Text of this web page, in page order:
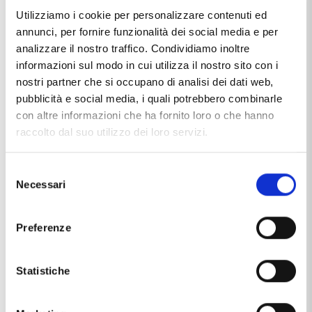
Utilizziamo i cookie per personalizzare contenuti ed
annunci, per fornire funzionalità dei social media e per
analizzare il nostro traffico. Condividiamo inoltre
informazioni sul modo in cui utilizza il nostro sito con i
nostri partner che si occupano di analisi dei dati web,
pubblicità e social media, i quali potrebbero combinarle
con altre informazioni che ha fornito loro o che hanno
raccolto dal suo utilizzo dei loro servizi.
delNecessari
Preferenze
Statistiche
Caratteristiche
Marca
Soggetto